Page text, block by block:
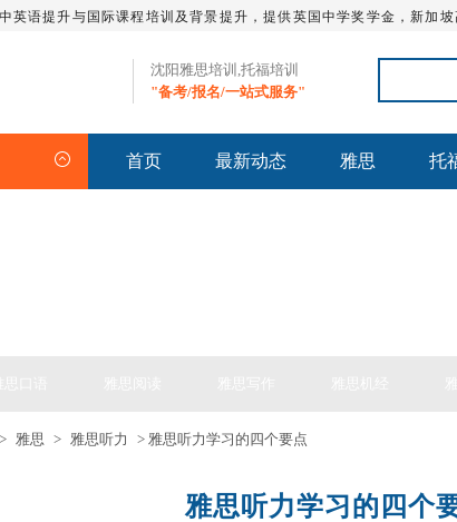
英语提升与国际课程培训及背景提升，提供英国中学奖学金，新加
沈阳雅思培训,托福培训
"备考/报名/一站式服务"
首页 最新动态 雅思 托
> 雅思 > 雅思听力 > 雅思听力学习的四个要点
雅思听力学习的四个